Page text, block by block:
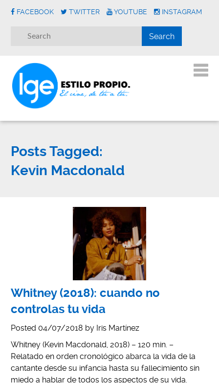
FACEBOOK TWITTER YOUTUBE INSTAGRAM
Posts Tagged:
Kevin Macdonald
Whitney (2018): cuando no
controlas tu vida
Posted 04/07/2018 by Iris Martínez
Whitney (Kevin Macdonald, 2018) – 120 min. –
Relatado en orden cronológico abarca la vida de la
cantante desde su infancia hasta su fallecimiento sin
miedo a hablar de todos los aspectos de su vida.